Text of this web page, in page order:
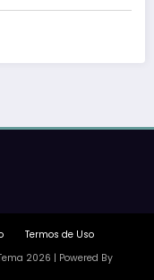
Termos de Uso
2026 | Powered By